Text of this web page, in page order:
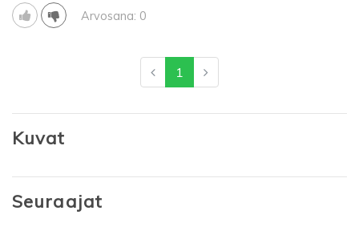
Arvosana: 0
1
Kuvat
Seuraajat